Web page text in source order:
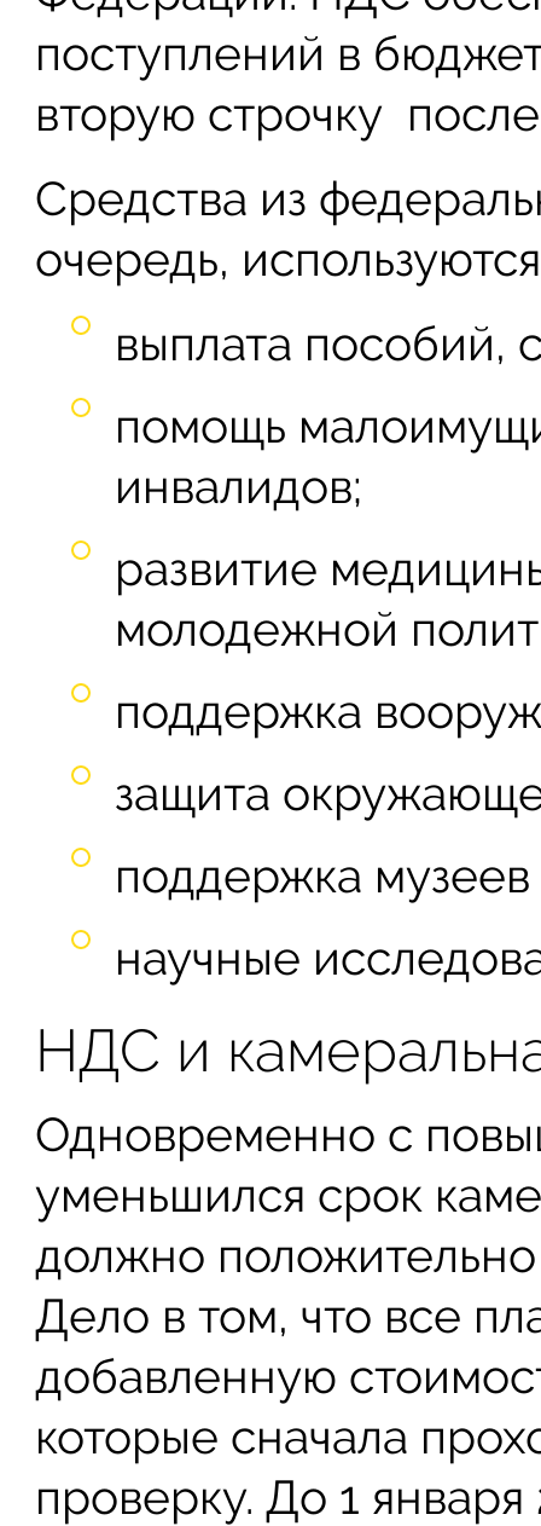
поступлений в
вторую строчку
Средства из
очередь,
выплата пособий,
помощь
инвалидов;
развитие
молодежной
поддержка
защита
поддержка
научные
НДС и
Одновременно с
уменьшился срок
должно положительно
Дело в том, что все
добавленную
которые сначала
проверку. До 1